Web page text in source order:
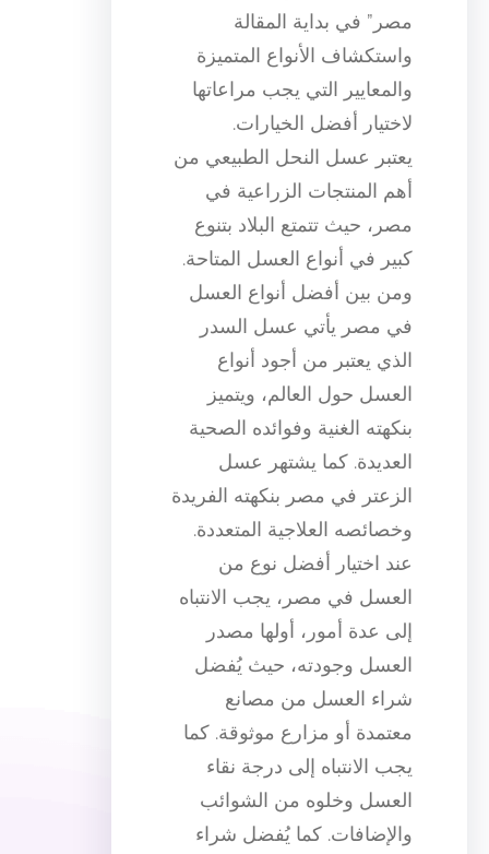
مصر” في بداية المقالة
واستكشاف الأنواع المتميزة
والمعايير التي يجب مراعاتها
لاختيار أفضل الخيارات.
يعتبر عسل النحل الطبيعي من
أهم المنتجات الزراعية في
مصر، حيث تتمتع البلاد بتنوع
كبير في أنواع العسل المتاحة.
ومن بين أفضل أنواع العسل
في مصر يأتي عسل السدر
الذي يعتبر من أجود أنواع
العسل حول العالم، ويتميز
بنكهته الغنية وفوائده الصحية
العديدة. كما يشتهر عسل
الزعتر في مصر بنكهته الفريدة
وخصائصه العلاجية المتعددة.
عند اختيار أفضل نوع من
العسل في مصر، يجب الانتباه
إلى عدة أمور، أولها مصدر
العسل وجودته، حيث يُفضل
شراء العسل من مصانع
معتمدة أو مزارع موثوقة. كما
يجب الانتباه إلى درجة نقاء
العسل وخلوه من الشوائب
والإضافات. كما يُفضل شراء